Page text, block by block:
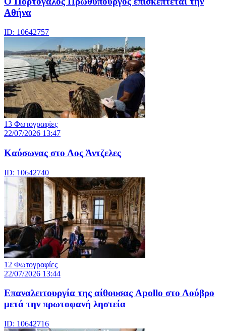
Αθήνα
ID: 10642757
13 Φωτογραφίες
22/07/2026 13:47
Καύσωνας στο Λος Άντζελες
ID: 10642740
12 Φωτογραφίες
22/07/2026 13:44
Eπαναλειτουργία της αίθουσας Apollo στο Λούβρο
μετά την πρωτοφανή ληστεία
ID: 10642716